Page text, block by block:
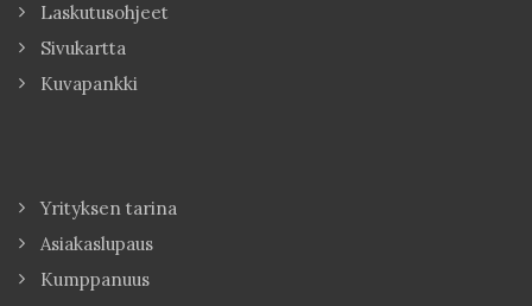
Laskutusohjeet
Sivukartta
Kuvapankki
Yrityksen tarina
Asiakaslupaus
Kumppanuus